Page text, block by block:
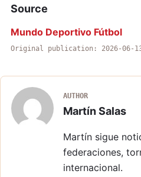
Source
Mundo Deportivo Fútbol
Original publication: 2026-06-
AUTHOR
Martín Salas
Martín sigue
federaciones,
internacional.